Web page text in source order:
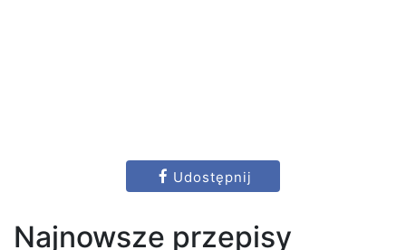
Udostępnij
Najnowsze przepisy